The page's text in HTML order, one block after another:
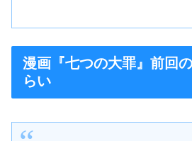
漫画『七つの大罪』前回
らい